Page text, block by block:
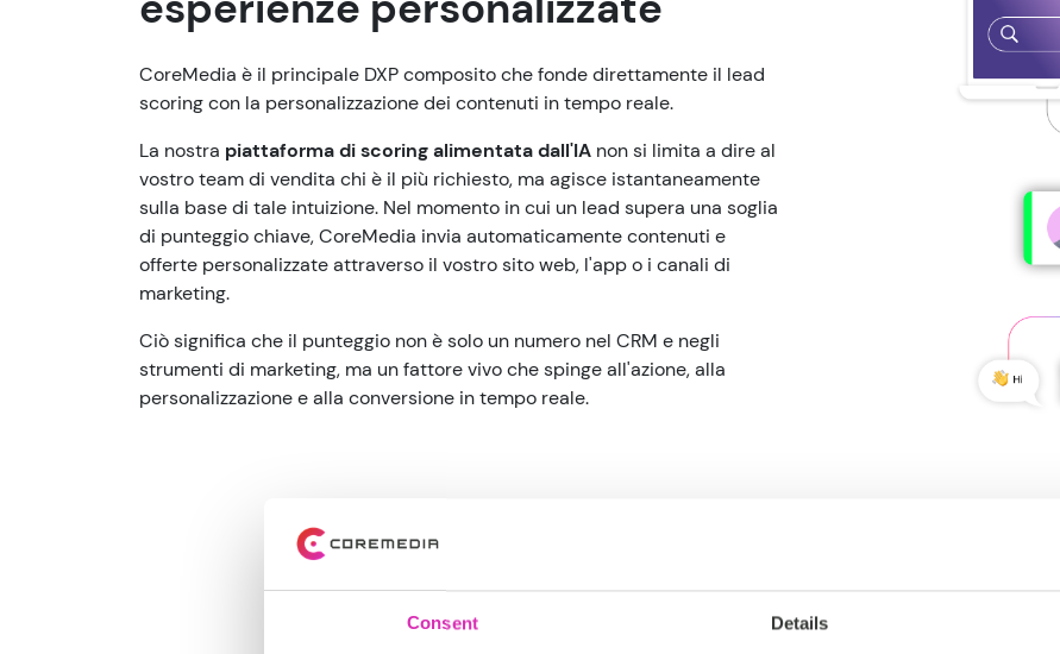
Consent Details
CoreMedia è il principale DXP composito che fonde direttamente il lead
scoring con la personalizzazione dei contenuti in tempo reale.
La nostra piattaforma di scoring alimentata dall'IA non si limita a dire al
vostro team di vendita chi è il più richiesto, ma agisce istantaneamente
sulla base di tale intuizione. Nel momento in cui un lead supera una soglia
di punteggio chiave, CoreMedia invia automaticamente contenuti e
offerte personalizzate attraverso il vostro sito web, l'app o i canali di
marketing.
Ciò significa che il punteggio non è solo un numero nel CRM e negli
strumenti di marketing, ma un fattore vivo che spinge all'azione, alla
personalizzazione e alla conversione in tempo reale.